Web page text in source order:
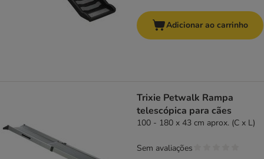
Adicionar ao carrinho
Trixie Petwalk Rampa
telescópica para cães
100 - 180 x 43 cm aprox. (C x L)
Sem avaliações